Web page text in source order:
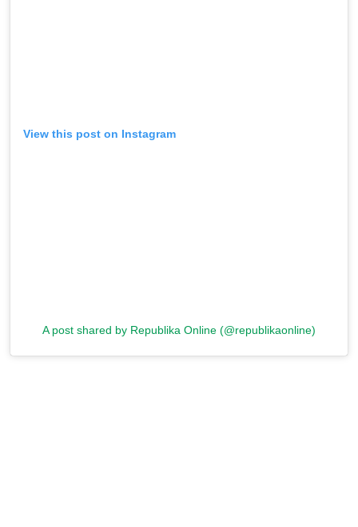
View this post on Instagram
A post shared by Republika Online (@republikaonline)